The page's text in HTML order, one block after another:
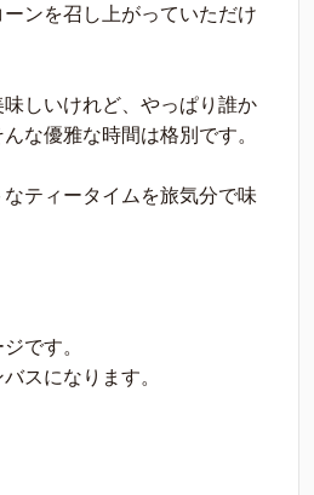
ンを召し上がっていただけ
しいけれど、やっぱり誰か
な優雅な時間は格別です。
ティータイムを旅気分で味
です。
スになります。